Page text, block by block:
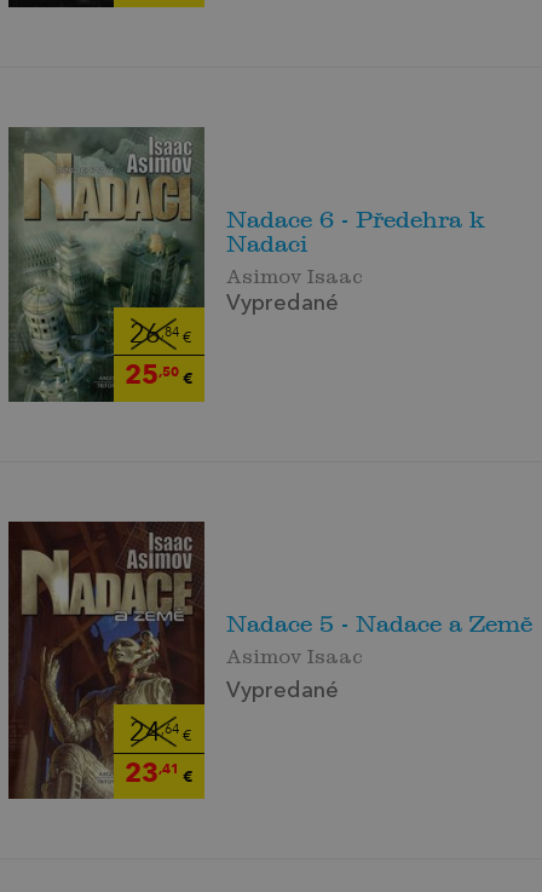
26,84€
25,50€
Nadace 6 - Předehra k
Nadaci
Asimov Isaac
Vypredané
24,64€
23,41 €
Nadace 5 - Nadace a Země
Asimov Isaac
Vypredané